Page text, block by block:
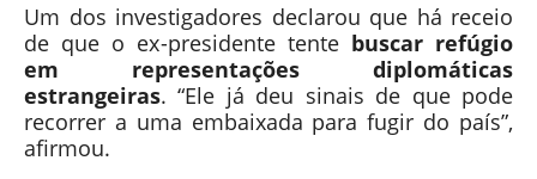
Um dos investigadores declarou que há receio
de que o ex-presidente tente buscar refúgio
em representações diplomáticas
estrangeiras. “Ele já deu sinais de que pode
recorrer a uma embaixada para fugir do país”,
afirmou.